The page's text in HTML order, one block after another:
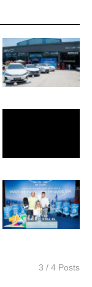
3 / 4 Posts